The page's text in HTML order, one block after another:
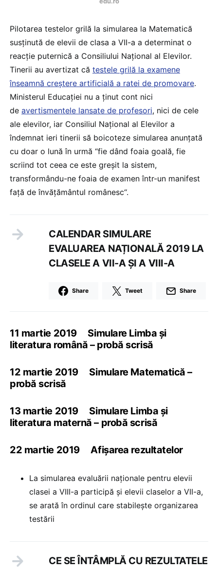
Pilotarea testelor grilă la simularea la Matematică
susținută de elevii de clasa a VII-a a determinat o
reacție puternică a Consiliului Național al Elevilor.
Tinerii au avertizat că testele grilă la examene
înseamnă creștere artificială a ratei de promovare.
Ministerul Educației nu a ținut cont nici
de avertismentele lansate de profesori, nici de cele
ale elevilor, iar Consiliul Național al Elevilor a
îndemnat ieri tinerii să boicoteze simularea anunțată
cu doar o lună în urmă “fie dând foaia goală, fie
scriind tot ceea ce este greșit la sistem,
transformându-ne foaia de examen într-un manifest
față de învățământul românesc“.
CALENDAR SIMULARE
EVALUAREA NAȚIONALĂ 2019 LA
CLASELE A VII-A ȘI A VIII-A
Share Tweet Share
11 martie 2019 Simulare Limba și
literatura română – probă scrisă
12 martie 2019 Simulare Matematică –
probă scrisă
13 martie 2019 Simulare Limba și
literatura maternă – probă scrisă
22 martie 2019 Afișarea rezultatelor
La simularea evaluării naționale pentru elevii
clasei a VIII-a participă şi elevii claselor a VII-a,
se arată în ordinul care stabilește organizarea
testării
CE SE ÎNTÂMPLĂ CU REZULTATELE